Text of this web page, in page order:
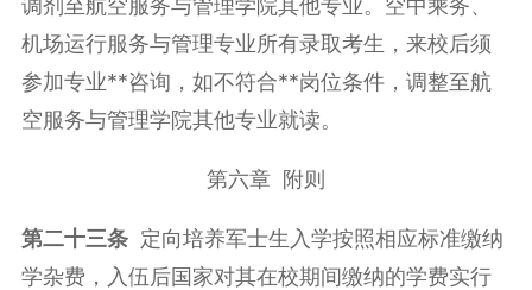
调剂至航空服务与管理学院其他专业。空中乘务、
机场运行服务与管理专业所有录取考生，来校后须
参加专业**咨询，如不符合**岗位条件，调整至航
空服务与管理学院其他专业就读。
第六章 附则
第二十三条定向培养军士生入学按照相应标准缴纳
学杂费，入伍后国家对其在校期间缴纳的学费实行